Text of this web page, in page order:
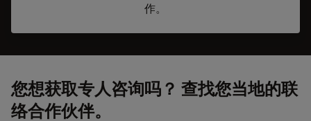
作。
您想获取专人咨询吗？ 查找您当地的联
络合作伙伴。